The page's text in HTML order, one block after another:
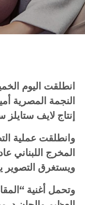
انطلقت اليوم
النجمة المصرية
إنتاج لايف ستايلز
وانطلقت عملية
المخرج اللبناني
ويستغرق التصوير
وتحمل أغنية “